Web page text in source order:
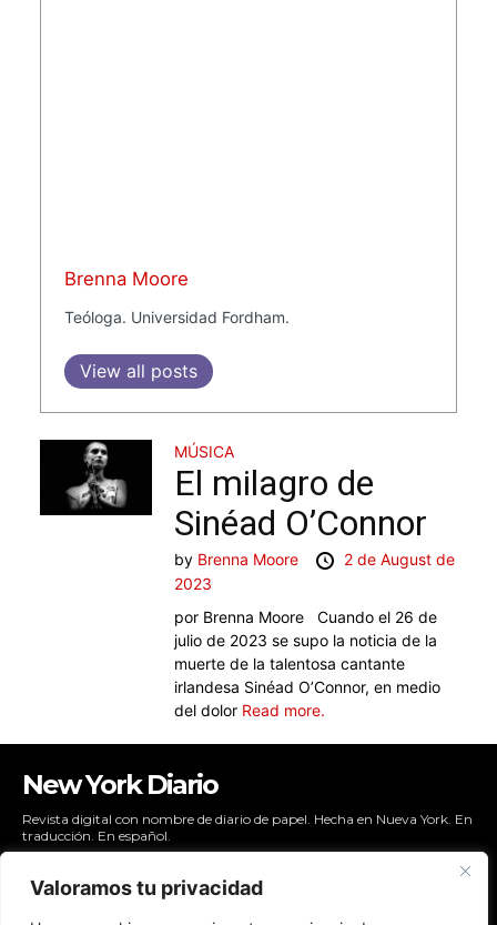
Valoramos tu privacidad
Brenna Moore
Teóloga. Universidad Fordham.
View all posts
MÚSICA
El milagro de
Sinéad O’Connor
by Brenna Moore
2 de August de
2023
por Brenna Moore Cuando el 26 de
julio de 2023 se supo la noticia de la
muerte de la talentosa cantante
irlandesa Sinéad O’Connor, en medio
del dolor Read more.
New York Diario
Revista digital con nombre de diario de papel. Hecha en Nueva York. En
traducción. En español.